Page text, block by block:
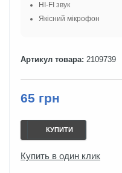
HI-FI звук
Якісний мікрофон
Артикул товара: 2109739
65 грн
КУПИТИ
Купить в один клик